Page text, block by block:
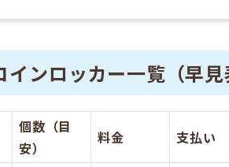
インロッカー一覧（早見
個数（目
安）
料金 支払い